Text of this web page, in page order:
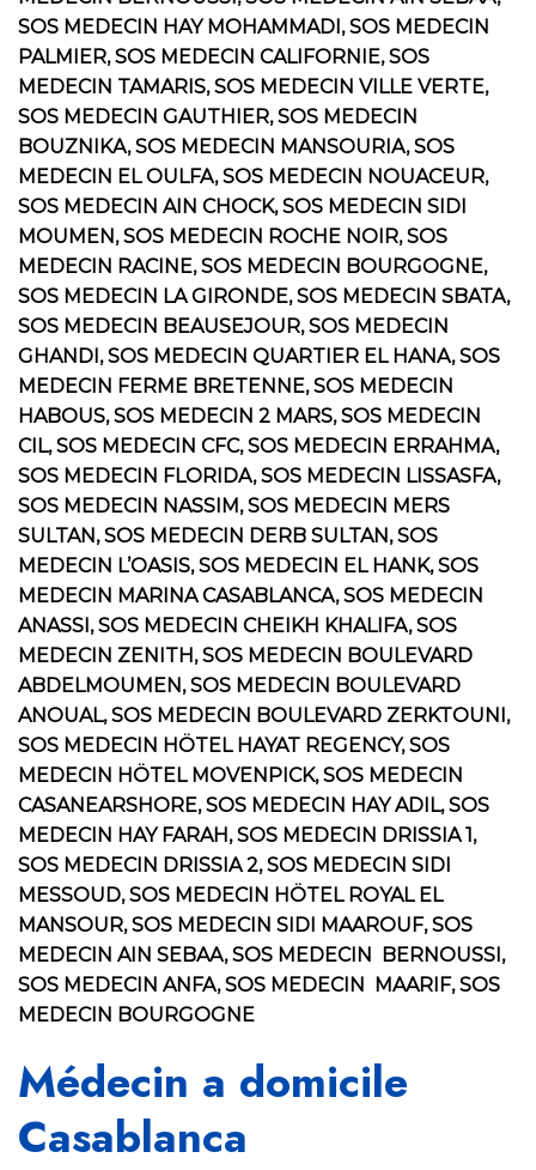
SOS MEDECIN HAY MOHAMMADI, SOS MEDECIN
PALMIER, SOS MEDECIN CALIFORNIE, SOS
MEDECIN TAMARIS, SOS MEDECIN VILLE VERTE,
SOS MEDECIN GAUTHIER, SOS MEDECIN
BOUZNIKA, SOS MEDECIN MANSOURIA, SOS
MEDECIN EL OULFA, SOS MEDECIN NOUACEUR,
SOS MEDECIN AIN CHOCK, SOS MEDECIN SIDI
MOUMEN, SOS MEDECIN ROCHE NOIR, SOS
MEDECIN RACINE, SOS MEDECIN BOURGOGNE,
SOS MEDECIN LA GIRONDE, SOS MEDECIN SBATA,
SOS MEDECIN BEAUSEJOUR, SOS MEDECIN
GHANDI, SOS MEDECIN QUARTIER EL HANA, SOS
MEDECIN FERME BRETENNE, SOS MEDECIN
HABOUS, SOS MEDECIN 2 MARS, SOS MEDECIN
CIL, SOS MEDECIN CFC, SOS MEDECIN ERRAHMA,
SOS MEDECIN FLORIDA, SOS MEDECIN LISSASFA,
SOS MEDECIN NASSIM, SOS MEDECIN MERS
SULTAN, SOS MEDECIN DERB SULTAN, SOS
MEDECIN L’OASIS, SOS MEDECIN EL HANK, SOS
MEDECIN MARINA CASABLANCA, SOS MEDECIN
ANASSI, SOS MEDECIN CHEIKH KHALIFA, SOS
MEDECIN ZENITH, SOS MEDECIN BOULEVARD
ABDELMOUMEN, SOS MEDECIN BOULEVARD
ANOUAL, SOS MEDECIN BOULEVARD ZERKTOUNI,
SOS MEDECIN HÖTEL HAYAT REGENCY, SOS
MEDECIN HÖTEL MOVENPICK, SOS MEDECIN
CASANEARSHORE, SOS MEDECIN HAY ADIL, SOS
MEDECIN HAY FARAH, SOS MEDECIN DRISSIA 1,
SOS MEDECIN DRISSIA 2, SOS MEDECIN SIDI
MESSOUD, SOS MEDECIN HÖTEL ROYAL EL
MANSOUR, SOS MEDECIN SIDI MAAROUF, SOS
MEDECIN AIN SEBAA, SOS MEDECIN BERNOUSSI,
SOS MEDECIN ANFA, SOS MEDECIN MAARIF, SOS
MEDECIN BOURGOGNE
Médecin a domicile
Casablanca